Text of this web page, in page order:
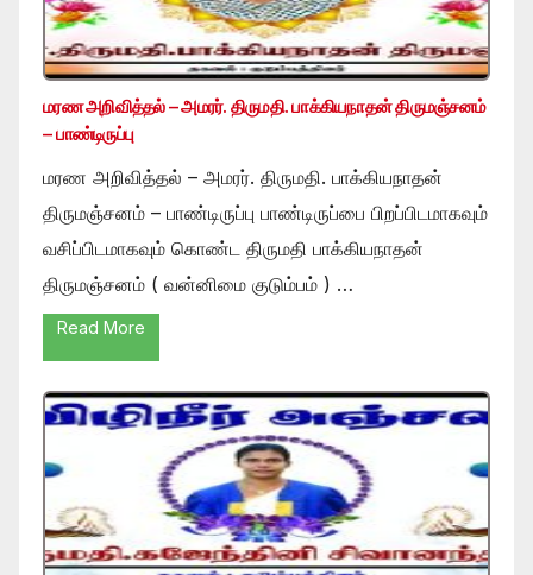
மரண அறிவித்தல் – அமரர். திருமதி. பாக்கியநாதன் திருமஞ்சனம்
– பாண்டிருப்பு
மரண அறிவித்தல் – அமரர். திருமதி. பாக்கியநாதன்
திருமஞ்சனம் – பாண்டிருப்பு பாண்டிருப்பை பிறப்பிடமாகவும்
வசிப்பிடமாகவும் கொண்ட திருமதி பாக்கியநாதன்
திருமஞ்சனம் ( வன்னிமை குடும்பம் ) …
Read More